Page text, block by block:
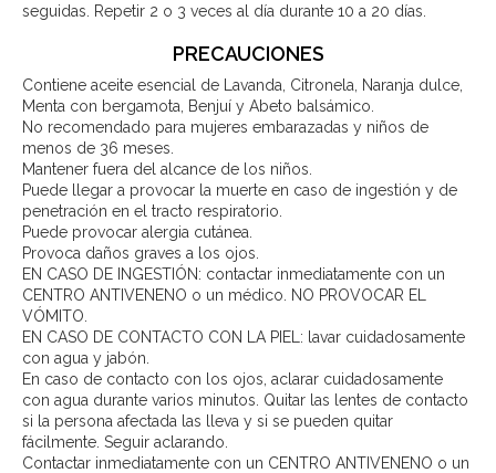
seguidas. Repetir 2 o 3 veces al día durante 10 a 20 días.
PRECAUCIONES
Contiene aceite esencial de Lavanda, Citronela, Naranja dulce,
Menta con bergamota, Benjuí y Abeto balsámico.
No recomendado para mujeres embarazadas y niños de
menos de 36 meses.
Mantener fuera del alcance de los niños.
Puede llegar a provocar la muerte en caso de ingestión y de
penetración en el tracto respiratorio.
Puede provocar alergia cutánea.
Provoca daños graves a los ojos.
EN CASO DE INGESTIÓN: contactar inmediatamente con un
CENTRO ANTIVENENO o un médico. NO PROVOCAR EL
VÓMITO.
EN CASO DE CONTACTO CON LA PIEL: lavar cuidadosamente
con agua y jabón.
En caso de contacto con los ojos, aclarar cuidadosamente
con agua durante varios minutos. Quitar las lentes de contacto
si la persona afectada las lleva y si se pueden quitar
fácilmente. Seguir aclarando.
Contactar inmediatamente con un CENTRO ANTIVENENO o un